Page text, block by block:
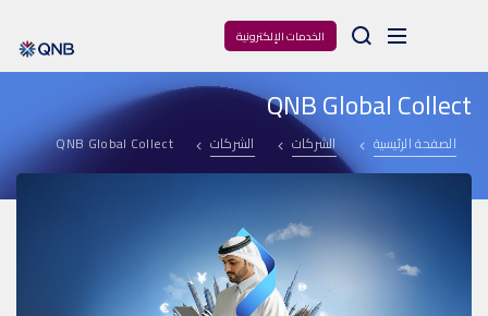
الخدمات الإلكترونية Arama
QNB Global Collect
الصفحة الرئيسية الشركات الشركات QNB Global Collect